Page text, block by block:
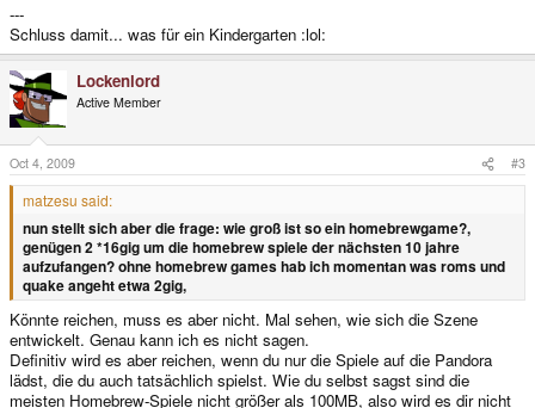
---
Schluss damit... was für ein Kindergarten :lol:
Lockenlord
Active Member
Oct 4, 2009 #3
matzesu said:
nun stellt sich aber die frage: wie groß ist so ein homebrewgame?,
genügen 2 *16gig um die homebrew spiele der nächsten 10 jahre
aufzufangen? ohne homebrew games hab ich momentan was roms und
quake angeht etwa 2gig,
Könnte reichen, muss es aber nicht. Mal sehen, wie sich die Szene
entwickelt. Genau kann ich es nicht sagen.
Definitiv wird es aber reichen, wenn du nur die Spiele auf die Pandora
lädst, die du auch tatsächlich spielst. Wie du selbst sagst sind die
meisten Homebrew-Spiele nicht größer als 100MB, also wird es dir nicht